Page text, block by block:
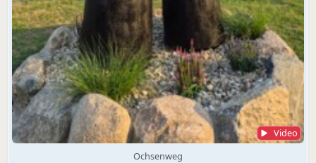
Video
Ochsenweg